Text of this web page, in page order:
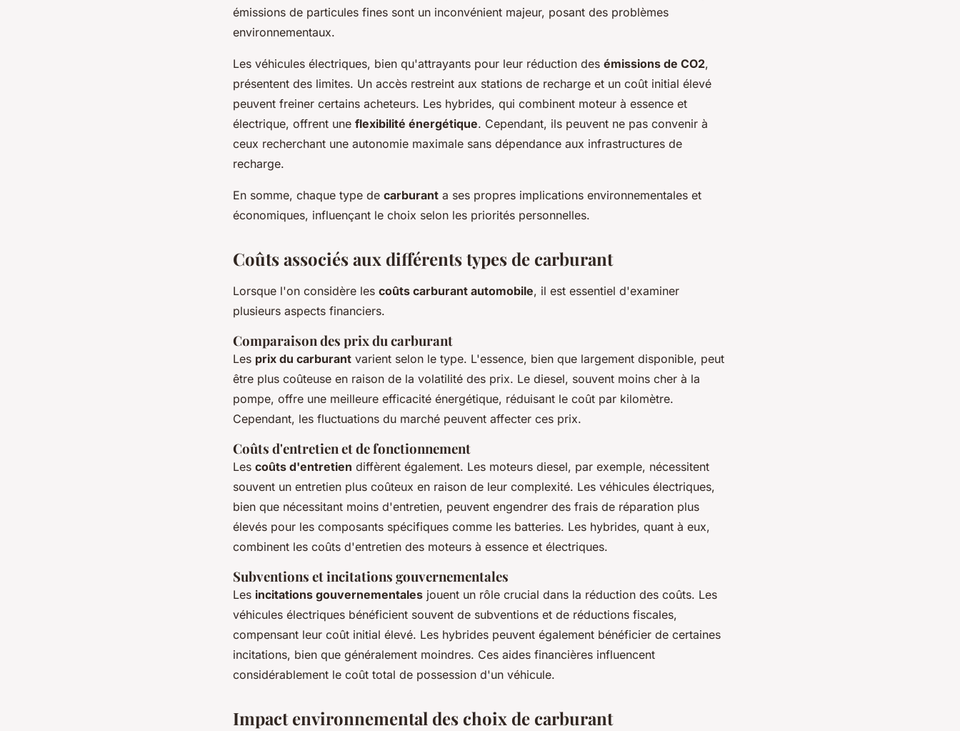
émissions de particules fines sont un inconvénient majeur, posant des problèmes
environnementaux.
Les véhicules électriques, bien qu'attrayants pour leur réduction des émissions de CO2,
présentent des limites. Un accès restreint aux stations de recharge et un coût initial élevé
peuvent freiner certains acheteurs. Les hybrides, qui combinent moteur à essence et
électrique, offrent une flexibilité énergétique. Cependant, ils peuvent ne pas convenir à
ceux recherchant une autonomie maximale sans dépendance aux infrastructures de
recharge.
En somme, chaque type de carburant a ses propres implications environnementales et
économiques, influençant le choix selon les priorités personnelles.
Coûts associés aux différents types de carburant
Lorsque l'on considère les coûts carburant automobile, il est essentiel d'examiner
plusieurs aspects financiers.
Comparaison des prix du carburant
Les prix du carburant varient selon le type. L'essence, bien que largement disponible, peut
être plus coûteuse en raison de la volatilité des prix. Le diesel, souvent moins cher à la
pompe, offre une meilleure efficacité énergétique, réduisant le coût par kilomètre.
Cependant, les fluctuations du marché peuvent affecter ces prix.
Coûts d'entretien et de fonctionnement
Les coûts d'entretien diffèrent également. Les moteurs diesel, par exemple, nécessitent
souvent un entretien plus coûteux en raison de leur complexité. Les véhicules électriques,
bien que nécessitant moins d'entretien, peuvent engendrer des frais de réparation plus
élevés pour les composants spécifiques comme les batteries. Les hybrides, quant à eux,
combinent les coûts d'entretien des moteurs à essence et électriques.
Subventions et incitations gouvernementales
Les incitations gouvernementales jouent un rôle crucial dans la réduction des coûts. Les
véhicules électriques bénéficient souvent de subventions et de réductions fiscales,
compensant leur coût initial élevé. Les hybrides peuvent également bénéficier de certaines
incitations, bien que généralement moindres. Ces aides financières influencent
considérablement le coût total de possession d'un véhicule.
Impact environnemental des choix de carburant